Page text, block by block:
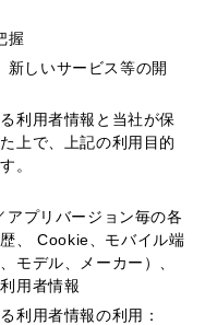
握
新しいサービス等の開
利用者情報と当社が保
上で、上記の利用目的
。
プリバージョン毎の各
、 Cookie、モバイル端
モデル、メーカー）、
用者情報
利用者情報の利用：